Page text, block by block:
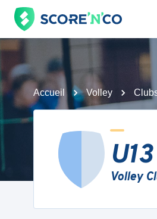
Accueil Volley
Volley